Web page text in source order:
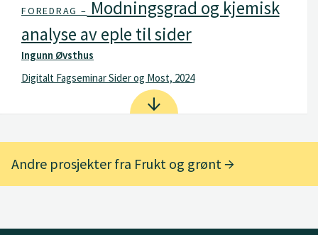
FOREDRAG – Modningsgrad og kjemisk
analyse av eple til sider
Ingunn Øvsthus
Digitalt Fagseminar Sider og Most, 2024
Andre prosjekter fra Frukt og grønt